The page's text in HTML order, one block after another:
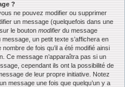
?
ne pouvez modifier ou supprimer
un message (quelquefois dans une
le bouton modifier du message
un petit texte s’affichera en
de fois qu’il a été modifié ainsi
Ce message n’apparaîtra pas si un
cependant ils ont la possibilité de
de leur propre initiative. Notez
message une fois que quelqu’un y a